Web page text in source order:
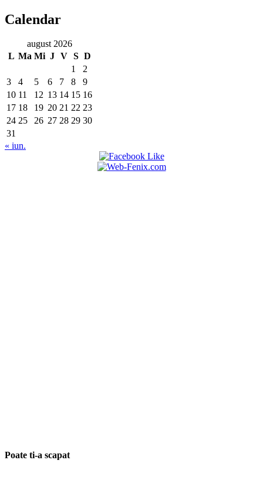
Calendar
august 2026
L Ma Mi J V S D
1
2
3
4 5 6 7 8
9
10 11 12 13 14 15 16
17 18 19 20 21 22 23
24 25 26 27 28 29 30
31
« iun.
Poate ti-a scapat